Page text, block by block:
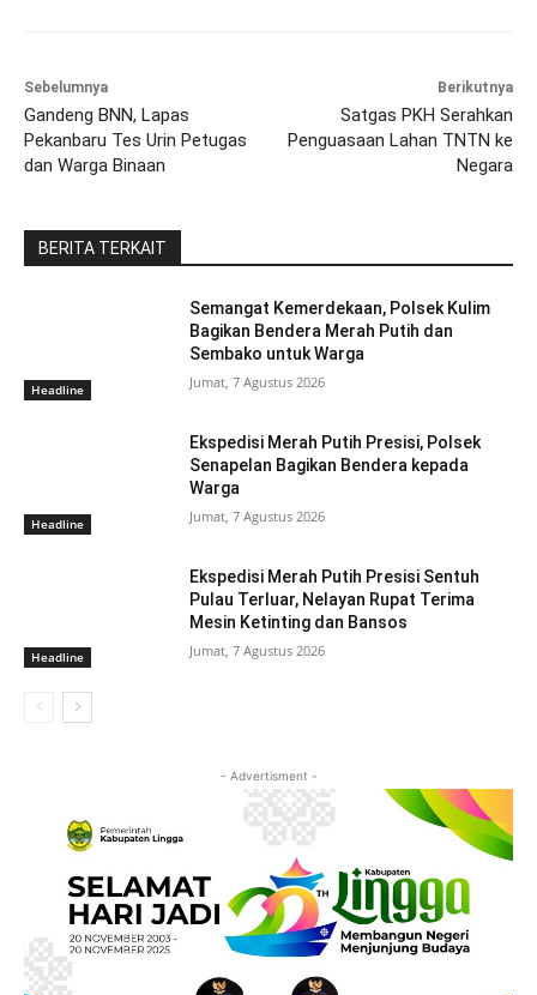
Sebelumnya
Gandeng BNN, Lapas
Pekanbaru Tes Urin Petugas
dan Warga Binaan
Berikutnya
Satgas PKH Serahkan
Penguasaan Lahan TNTN ke
Negara
BERITA TERKAIT
Headline
Semangat Kemerdekaan, Polsek Kulim
Bagikan Bendera Merah Putih dan
Sembako untuk Warga
Jumat, 7 Agustus 2026
Headline
Ekspedisi Merah Putih Presisi, Polsek
Senapelan Bagikan Bendera kepada
Warga
Jumat, 7 Agustus 2026
Headline
Ekspedisi Merah Putih Presisi Sentuh
Pulau Terluar, Nelayan Rupat Terima
Mesin Ketinting dan Bansos
Jumat, 7 Agustus 2026
- Advertisment -